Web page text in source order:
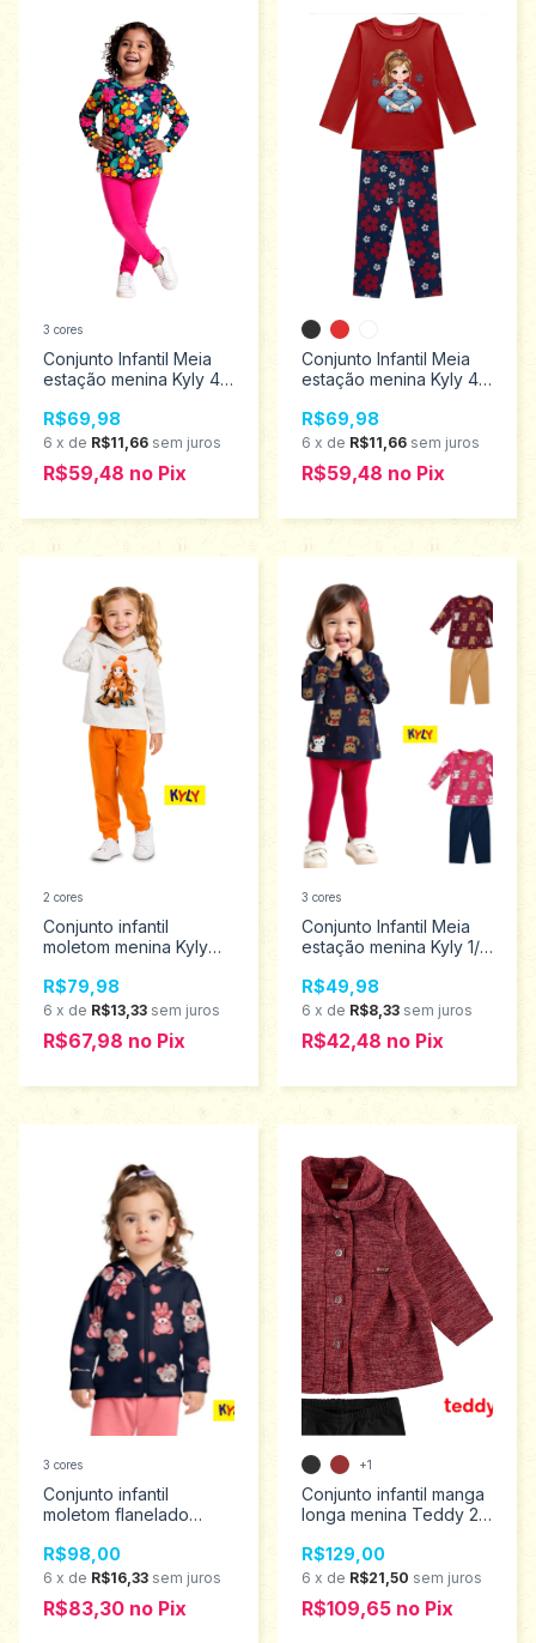
Conjunto Infantil Meia
estação menina Kyly 4
R$69,98
6 x de R$11,66 sem juros
R$59,48 no Pix
3 cores
Conjunto Infantil Meia
estação menina Kyly 4
R$69,98
6 x de R$11,66 sem juros
R$59,48 no Pix
Conjunto infantil
moletom menina Kyly
R$79,98
6 x de R$13,33 sem juros
R$67,98 no Pix
2 cores
Conjunto Infantil Meia
estação menina Kyly 1/3
R$49,98
6 x de R$8,33 sem juros
R$42,48 no Pix
3 cores
Conjunto infantil
moletom flanelado
1000743
R$98,00
6 x de R$16,33 sem juros
R$83,30 no Pix
3 cores
Conjunto infantil manga
longa menina Teddy 2
R$129,00
6 x de R$21,50 sem juros
R$109,65 no Pix
+1